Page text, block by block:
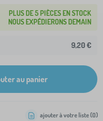
PLUS DE 5 PIÈCES EN STOCK
NOUS EXPÉDIERONS DEMAIN
9,20 €
au panier
ajouter à votre liste (0)